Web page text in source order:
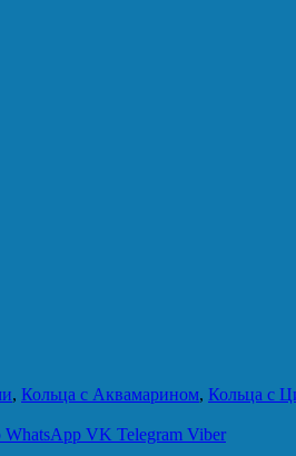
, Кольца с Аквамарином, Кольца с
WhatsApp VK Telegram Viber